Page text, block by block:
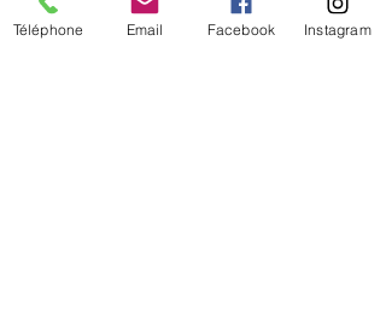
Téléphone Email Facebook Instagram